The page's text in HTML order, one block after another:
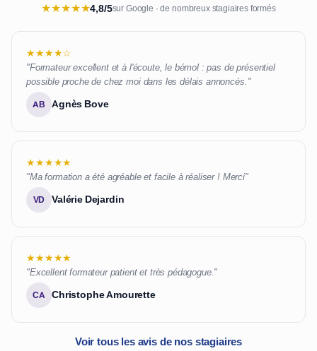
★★★★★4,8/5sur Google · de nombreux stagiaires formés
★★★★☆
"Formateur excellent et à l'écoute, le bémol : pas de présentiel
possible proche de chez moi dans les délais annoncés."
AB Agnès Bove
★★★★★
"Ma formation a été agréable et facile à réaliser ! Merci"
VD Valérie Dejardin
★★★★★
"Excellent formateur patient et très pédagogue."
CA Christophe Amourette
Voir tous les avis de nos stagiaires